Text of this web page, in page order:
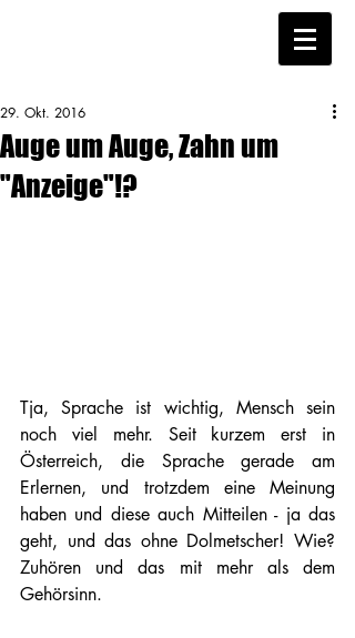
Auge um Auge, Zahn um
"Anzeige"!?
29. Okt. 2016
Tja, Sprache ist wichtig, Mensch sein
noch viel mehr. Seit kurzem erst in
Österreich, die Sprache gerade am
Erlernen, und trotzdem eine Meinung
haben und diese auch Mitteilen - ja das
geht, und das ohne Dolmetscher! Wie?
Zuhören und das mit mehr als dem
Gehörsinn.